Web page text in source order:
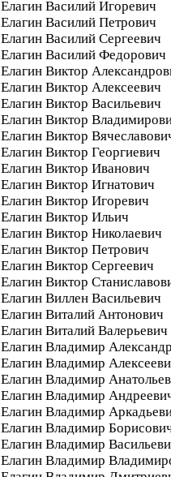
Елагин Василий Игоревич
Елагин Василий Петрович
Елагин Василий Сергеевич
Елагин Василий Федорович
Елагин Виктор
Елагин Виктор Алексеевич
Елагин Виктор Васильевич
Елагин Виктор
Елагин Виктор
Елагин Виктор Георгиевич
Елагин Виктор Иванович
Елагин Виктор Игнатович
Елагин Виктор Игоревич
Елагин Виктор Ильич
Елагин Виктор Николаевич
Елагин Виктор Петрович
Елагин Виктор Сергеевич
Елагин Виктор
Елагин Виллен Васильевич
Елагин Виталий Антонович
Елагин Виталий Валерьевич
Елагин Владимир
Елагин Владимир
Елагин Владимир
Елагин Владимир
Елагин Владимир
Елагин Владимир
Елагин Владимир
Елагин Владимир